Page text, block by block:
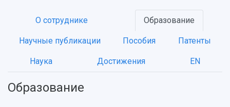
О сотруднике Образование
Научные публикации Пособия Патенты
Наука Достижения EN
Образование